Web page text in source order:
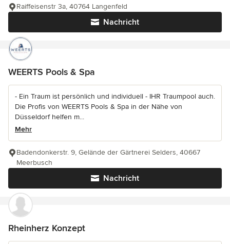
Nachricht
Raiffeisenstr 3a, 40764 Langenfeld
WEERTS Pools & Spa
- Ein Traum ist persönlich und individuell - IHR Traumpool auch.
Die Profis von WEERTS Pools & Spa in der Nähe von
Düsseldorf helfen m...
Mehr
Nachricht
Badendonkerstr. 9, Gelände der Gärtnerei Selders, 40667
Meerbusch
Rheinherz Konzept